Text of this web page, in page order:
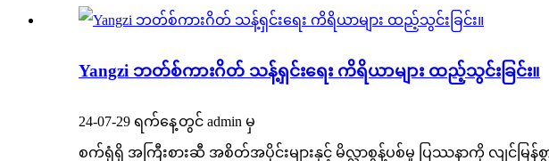
Yangzi ဘတ်စ်ကားဂိတ် သန့်ရှင်းရေး ကိရိယာများ ထည့်သွင်းခြင်း။
24-07-29 ရက်နေ့တွင် admin မှ
စက်ရုံရှိ အကြီးစားဆီ အစိတ်အပိုင်းများနှင့် မိလ္လာစွန့်ပစ်မှု ပြဿနာကို လျင်မြန်စွာ သ